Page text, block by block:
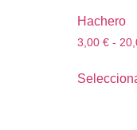
Hachero
3,00€ -